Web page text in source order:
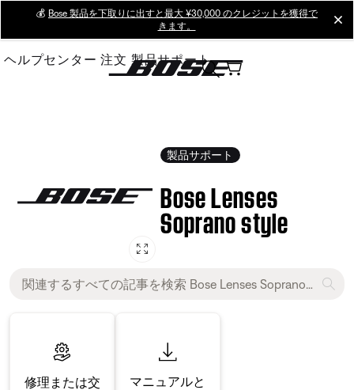
Main
💰 Bose 製品を下取りに出すと最大 ¥30,000 のクレジットを獲得で
きます。
ヘルプセンター 注文 製品サポート
製品サポート
Bose Lenses
Soprano style
修理または交
マニュアルと